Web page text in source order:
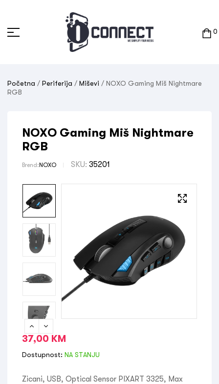
0
Početna / Periferija / Miševi / NOXO Gaming Miš Nightmare
RGB
NOXO Gaming Miš Nightmare
RGB
Brend: NOXO SKU: 35201
37,00 KM
Dostupnost: NA STANJU
Zicani, USB, Optical Sensor PIXART 3325, Max